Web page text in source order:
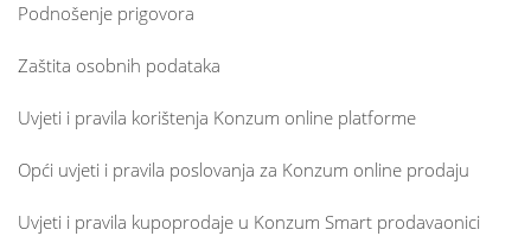
Podnošenje prigovora
Zaštita osobnih podataka
Uvjeti i pravila korištenja Konzum online platforme
Opći uvjeti i pravila poslovanja za Konzum online prodaju
Uvjeti i pravila kupoprodaje u Konzum Smart prodavaonici